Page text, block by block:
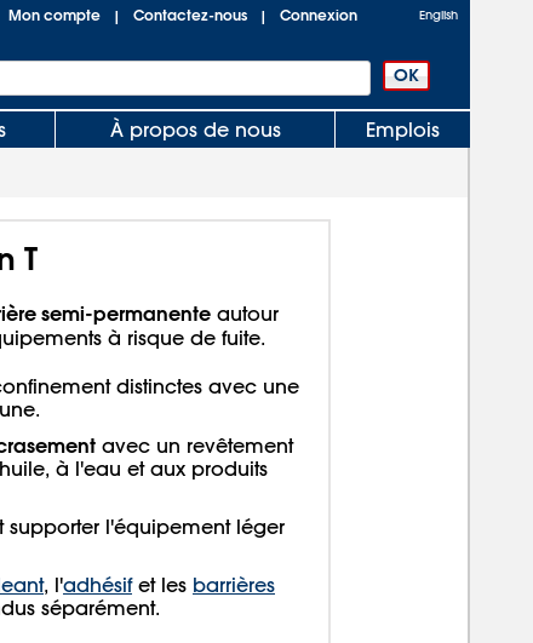
Mon compte | Contactez-nous | Connexion English
À propos de nous Emplois
T
semi-permanente autour
à risque de fuite.
distinctes avec une
avec un revêtement
à l'eau et aux produits
supporter l'équipement léger
, l'adhésifet les barrières
séparément.